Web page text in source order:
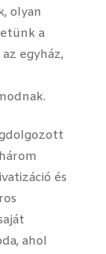
olyan
a
egyház,
és
ahol